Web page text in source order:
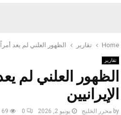
Home تقارير الظهور العلني لم يعد
تقارير
الظهور العلني لم
الإيرانيين
by محرر الخليج يونيو 2, 2026 0
69